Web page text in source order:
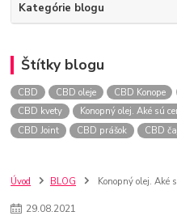
Kategórie blogu
Štítky blogu
CBD CBD oleje CBD Konope
CBD kvety
Konopný olej. Aké sú
CBD Joint
CBD prášok CBD
Úvod BLOG Konopný olej. Aké
29.08.2021